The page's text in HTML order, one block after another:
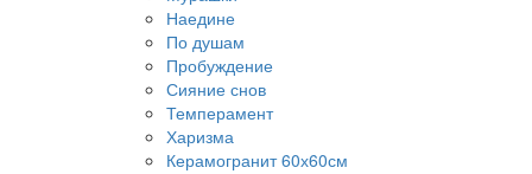
Наедине
По душам
Пробуждение
Сияние снов
Темперамент
Харизма
Керамогранит 60х60см